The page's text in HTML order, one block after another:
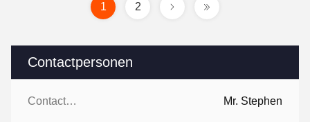
Contactpersonen
Contactpersonen: Mr. Stephen
1 2